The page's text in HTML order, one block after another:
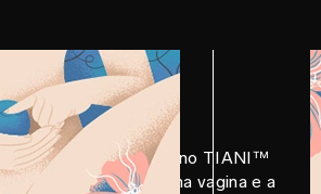
Personal Moisturizer no TIANI™
insira a ponta menor na vagina e a